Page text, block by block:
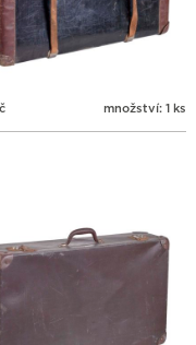
množství: 1 ks